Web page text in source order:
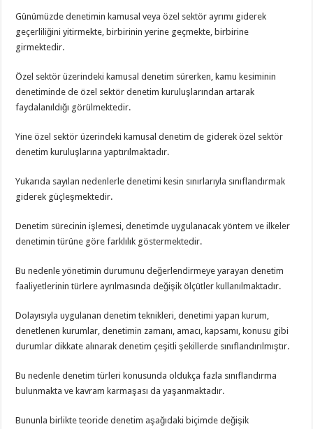
Günümüzde denetimin kamusal veya özel sektör ayrımı giderek
geçerliliğini yitirmekte, birbirinin yerine geçmekte, birbirine
girmektedir.
Özel sektör üzerindeki kamusal denetim sürerken, kamu kesiminin
denetiminde de özel sektör denetim kuruluşlarından artarak
faydalanıldığı görülmektedir.
Yine özel sektör üzerindeki kamusal denetim de giderek özel sektör
denetim kuruluşlarına yaptırılmaktadır.
Yukarıda sayılan nedenlerle denetimi kesin sınırlarıyla sınıflandırmak
giderek güçleşmektedir.
Denetim sürecinin işlemesi, denetimde uygulanacak yöntem ve ilkeler
denetimin türüne göre farklılık göstermektedir.
Bu nedenle yönetimin durumunu değerlendirmeye yarayan denetim
faaliyetlerinin türlere ayrılmasında değişik ölçütler kullanılmaktadır.
Dolayısıyla uygulanan denetim teknikleri, denetimi yapan kurum,
denetlenen kurumlar, denetimin zamanı, amacı, kapsamı, konusu gibi
durumlar dikkate alınarak denetim çeşitli şekillerde sınıflandırılmıştır.
Bu nedenle denetim türleri konusunda oldukça fazla sınıflandırma
bulunmakta ve kavram karmaşası da yaşanmaktadır.
Bununla birlikte teoride denetim aşağıdaki biçimde değişik